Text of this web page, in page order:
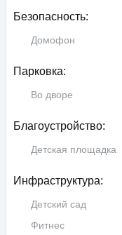
Безопасность:
Домофон
Парковка:
Во дворе
Благоустройство:
Детская площадка
Инфраструктура:
Детский сад
Фитнес